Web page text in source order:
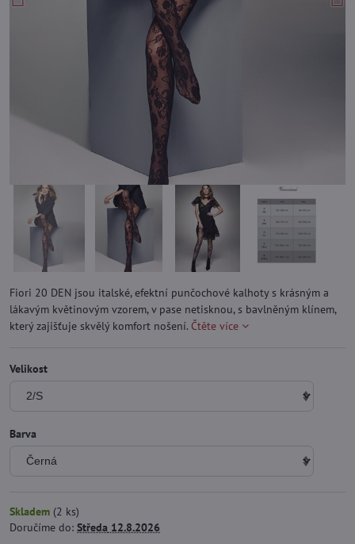
Fiori 20 DEN jsou italské, efektní punčochové kalhoty s krásným a
lákavým květinovým vzorem, v pase netisknou, s bavlněným klínem,
který zajišťuje skvělý komfort nošení. Čtěte více
Velikost
Barva
Skladem (2 ks)
Doručíme do: Středa 12.8.2026